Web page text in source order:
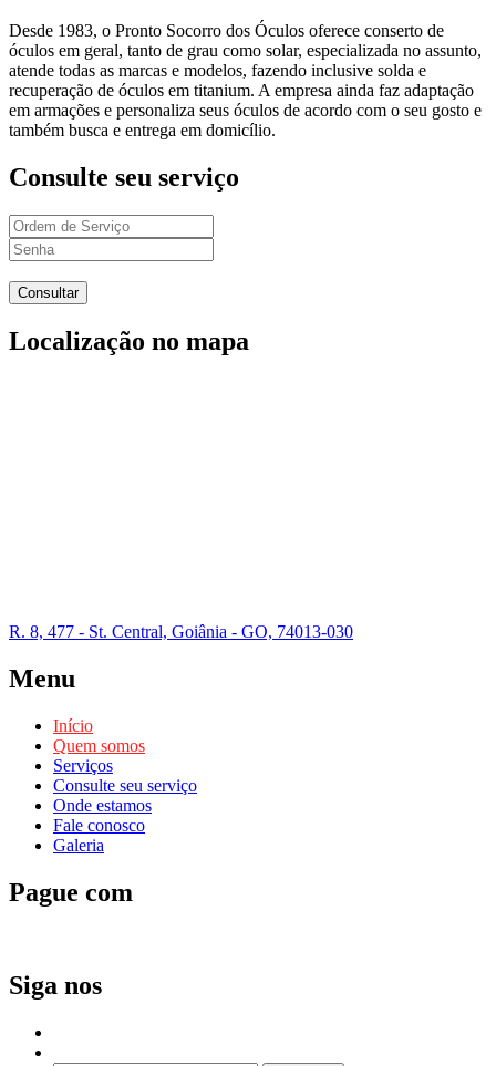
Desde 1983, o Pronto Socorro dos Óculos oferece conserto de
óculos em geral, tanto de grau como solar, especializada no assunto,
atende todas as marcas e modelos, fazendo inclusive solda e
recuperação de óculos em titanium. A empresa ainda faz adaptação
em armações e personaliza seus óculos de acordo com o seu gosto e
também busca e entrega em domicílio.
Consulte seu serviço
Localização no mapa
R. 8, 477 - St. Central, Goiânia - GO, 74013-030
Menu
Início
Quem somos
Serviços
Consulte seu serviço
Onde estamos
Fale conosco
Galeria
Pague com
Siga nos